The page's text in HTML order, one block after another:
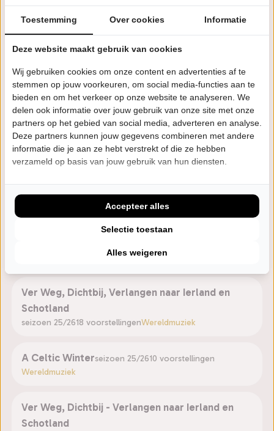
programma dat The Lasses samen brengen met Leoni
Jansen.
“Wat zingen zij superieur" - de Volkskrant
“Een parel voor de folk” - Oor
"Hemelse samenzang" - AltCountry
"Een schitterende ode aan de menselijke stem" - Blues
'n Roots
"I have been a friend and a fan of the Lasses for some
years now. I love the way they sing, and love the way
they are. And it makes me happy that they are being
recognised for the love and the talent they possess." -
Luka Bloom
Eerdere voorstellingen
Ver Weg, Dichtbij, Verlangen naar Ierland en
Schotland
seizoen 25/2618 voorstellingenWereldmuziek
A Celtic Winterseizoen 25/2610 voorstellingen
Wereldmuziek
Ver Weg, Dichtbij - Verlangen naar Ierland en
Schotland
Toestemming Over cookies Informatie
Deze website maakt gebruik van cookies
Wij gebruiken cookies om onze content en advertenties af te
stemmen op jouw voorkeuren, om social media-functies aan te
bieden en om het verkeer op onze website te analyseren. We
delen ook informatie over jouw gebruik van onze site met onze
partners op het gebied van social media, adverteren en analyse.
Deze partners kunnen jouw gegevens combineren met andere
informatie die je aan ze hebt verstrekt of die ze hebben
verzameld op basis van jouw gebruik van hun diensten.
Alles weigeren
Selectie toestaan
Accepteer alles